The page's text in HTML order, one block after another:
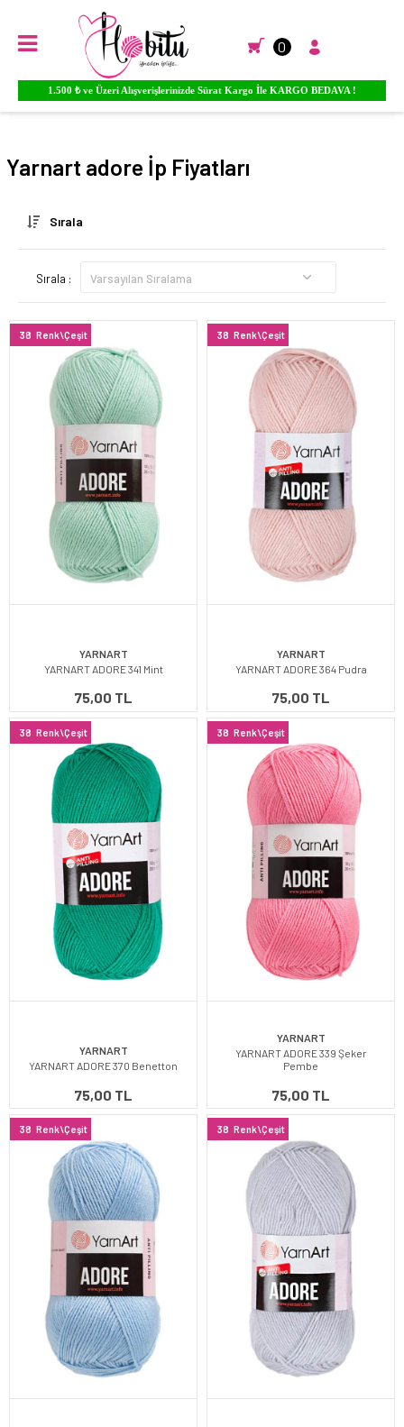
0
1.500 ₺ ve Üzeri Alışverişlerinizde Sürat Kargo İle KARGO BEDAVA !
Anasayfa EL ÖRGÜ İPLİKLERİ Yarnart El Örgü İpleri Adore
Yarnart adore İp Fiyatları
Sırala
Sırala :
38 Renk\Çeşit
YARNART
YARNART ADORE 341 Mint
75,00 TL
38 Renk\Çeşit
YARNART
YARNART ADORE 364 Pudra
75,00 TL
38 Renk\Çeşit
YARNART
YARNART ADORE 370 Benetton
75,00 TL
38 Renk\Çeşit
YARNART
YARNART ADORE 339 Şeker
Pembe
75,00 TL
38 Renk\Çeşit 38 Renk\Çeşit